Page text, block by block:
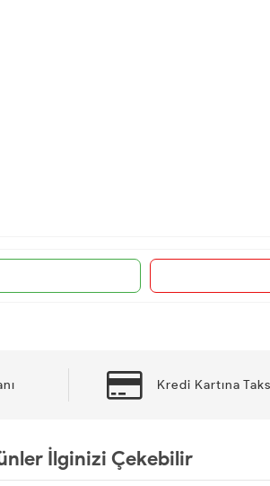
Kredi Kartına
İlginizi Çekebilir